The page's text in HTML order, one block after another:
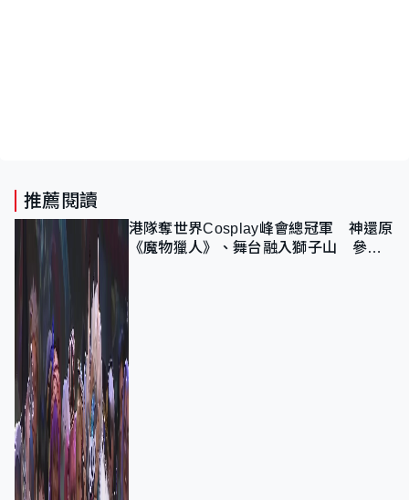
推薦閱讀
港隊奪世界Cosplay峰會總冠軍 神還原
《魔物獵人》、舞台融入獅子山 參賽